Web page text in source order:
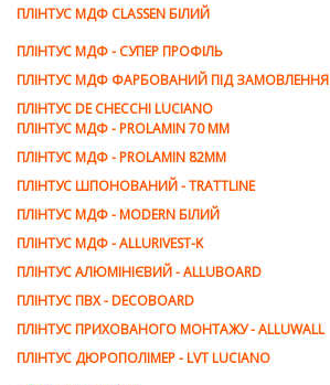
ПЛІНТУС МДФ CLASSEN БІЛИЙ
ПЛІНТУС МДФ - СУПЕР ПРОФІЛЬ
ПЛІНТУС МДФ ФАРБОВАНИЙ ПІД ЗАМОВЛЕННЯ
ПЛІНТУС DE CHEСCHI LUCIANO
ПЛІНТУС МДФ - PROLAMIN 70 MM
ПЛІНТУС МДФ - PROLAMIN 82ММ
ПЛІНТУС ШПОНОВАНИЙ - TRATTLINE
ПЛІНТУС МДФ - MODERN БІЛИЙ
ПЛІНТУС МДФ - ALLURIVEST-K
ПЛІНТУС АЛЮМІНІЄВИЙ - ALLUBOARD
ПЛІНТУС ПВХ - DECOBOARD
ПЛІНТУС ПРИХОВАНОГО МОНТАЖУ - ALLUWALL
ПЛІНТУС ДЮРОПОЛІМЕР - LVT LUCIANO